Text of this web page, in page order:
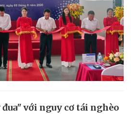
với nguy cơ tái nghèo